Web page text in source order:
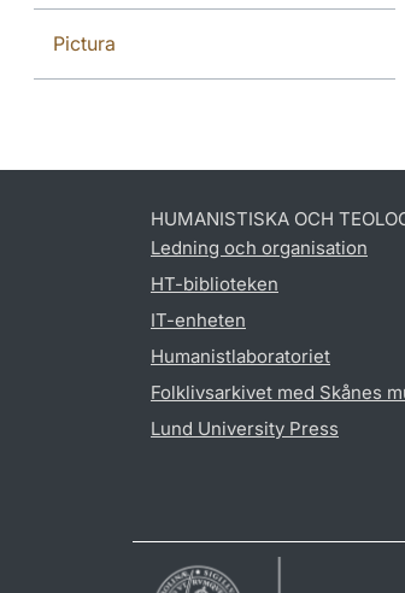
Pictura
HUMANISTISKA OCH
Ledning och organisation
HT-biblioteken
IT-enheten
Humanistlaboratoriet
Folklivsarkivet med Skånes
Lund University Press